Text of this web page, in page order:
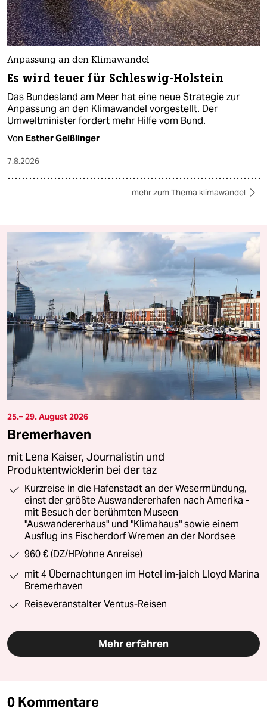
Anpassung an den Klimawandel
Es wird teuer für Schleswig-Holstein
Das Bundesland am Meer hat eine neue Strategie zur
Anpassung an den Klimawandel vorgestellt. Der
Umweltminister fordert mehr Hilfe vom Bund.
Von Esther Geißlinger
7.8.2026
mehr zum Thema klimawandel
25.– 29. August 2026
Bremerhaven
mit Lena Kaiser, Journalistin und
Produktentwicklerin bei der taz
Kurzreise in die Hafenstadt an der Wesermündung,
einst der größte Auswandererhafen nach Amerika -
mit Besuch der berühmten Museen
"Auswandererhaus" und "Klimahaus" sowie einem
Ausflug ins Fischerdorf Wremen an der Nordsee
960 € (DZ/HP/ohne Anreise)
mit 4 Übernachtungen im Hotel im-jaich Lloyd Marina
Bremerhaven
Reiseveranstalter Ventus-Reisen
Mehr erfahren
0 Kommentare